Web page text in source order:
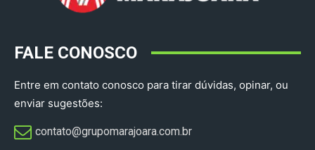
FALE CONOSCO
Entre em contato conosco para tirar dúvidas, opinar, ou
enviar sugestões:
contato@grupomarajoara.com.br